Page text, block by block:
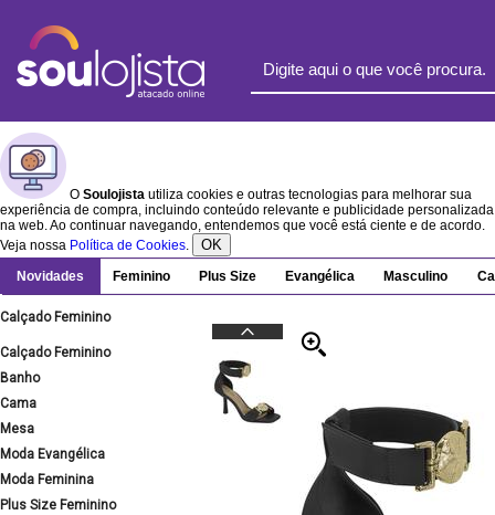
O Soulojista utiliza cookies e outras tecnologias para melhorar sua
experiência de compra, incluindo conteúdo relevante e publicidade personalizada
na web. Ao continuar navegando, entendemos que você está ciente e de acordo.
Veja nossa Política de Cookies. OK
Novidades Feminino Plus Size Evangélica Masculino
Calçado Feminino
Calçado Feminino
Banho
Cama
Mesa
Moda Evangélica
Moda Feminina
Plus Size Feminino